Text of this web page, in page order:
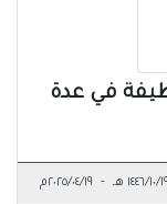
الوطنية تعلن 36 وظيفة في عدة
- ٢٠٢٥/٠٤/١٩م